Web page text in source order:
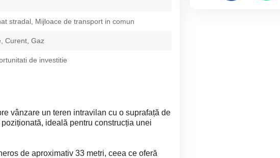
stradal, Mijloace de transport in comun
Curent, Gaz
de investitie
vânzare un teren intravilan cu o suprafață de
ideală pentru construcția unei
de aproximativ 33 metri, ceea ce oferă